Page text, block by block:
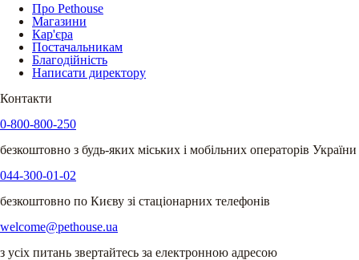
Про Pethouse
Магазини
Кар'єра
Постачальникам
Благодійність
Написати директору
Контакти
0-800-800-250
безкоштовно з будь-яких міських і мобільних операторів України
044-300-01-02
безкоштовно по Києву зі стаціонарних телефонів
welcome@pethouse.ua
з усіх питань звертайтесь за електронною адресою